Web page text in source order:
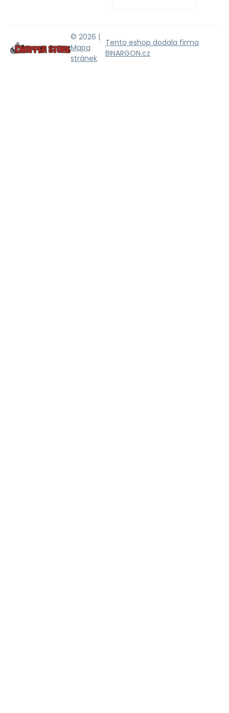
© 2026 |
Mapa
stránek
Tento eshop dodala firma
BINARGON.cz